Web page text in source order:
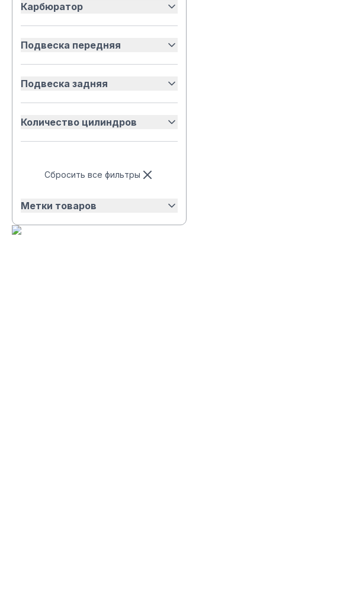
Карбюратор
Подвеска передняя
Подвеска задняя
Количество цилиндров
Сбросить все фильтры
Метки товаров